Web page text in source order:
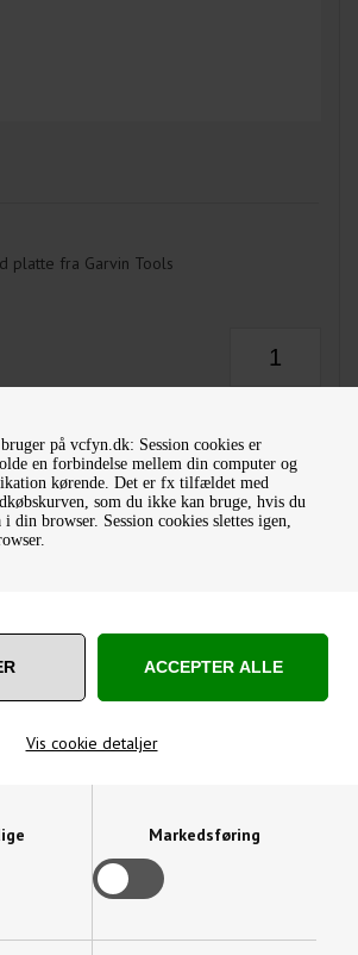
på vcfyn.dk: Session cookies er
en forbindelse mellem din computer og
kørende. Det er fx tilfældet med
som du ikke kan bruge, hvis du
din browser. Session cookies slettes igen,
Vis cookie detaljer
Markedsføring
platte fra Garvin Tools
passer til 8-10-12 mm rundingsstål fra